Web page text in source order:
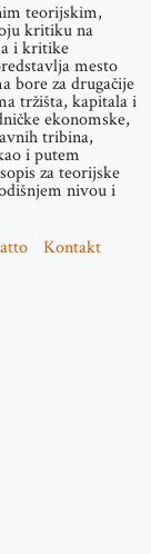
teorijskim,
kritiku na
i kritike
mesto
bore za drugačije
tržišta, kapitala i
ekonomske,
tribina,
i putem
za teorijske
nivou i
Kontakt